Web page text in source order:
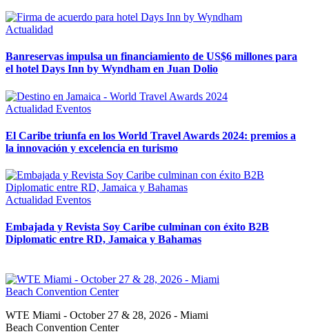
Actualidad
Banreservas impulsa un financiamiento de US$6 millones para
el hotel Days Inn by Wyndham en Juan Dolio
Actualidad Eventos
El Caribe triunfa en los World Travel Awards 2024: premios a
la innovación y excelencia en turismo
Actualidad Eventos
Embajada y Revista Soy Caribe culminan con éxito B2B
Diplomatic entre RD, Jamaica y Bahamas
WTE Miami - October 27 & 28, 2026 - Miami
Beach Convention Center